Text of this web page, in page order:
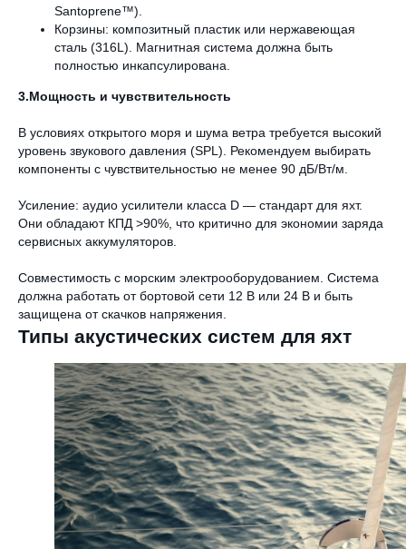
Santoprene™).
Корзины: композитный пластик или нержавеющая
сталь (316L). Магнитная система должна быть
полностью инкапсулирована.
3.Мощность и чувствительность
В условиях открытого моря и шума ветра требуется высокий
уровень звукового давления (SPL). Рекомендуем выбирать
компоненты с чувствительностью не менее 90 дБ/Вт/м.
Усиление: аудио усилители класса D — стандарт для яхт.
Они обладают КПД >90%, что критично для экономии заряда
сервисных аккумуляторов.
Совместимость с морским электрооборудованием. Система
должна работать от бортовой сети 12 В или 24 В и быть
защищена от скачков напряжения.
Типы акустических систем для яхт